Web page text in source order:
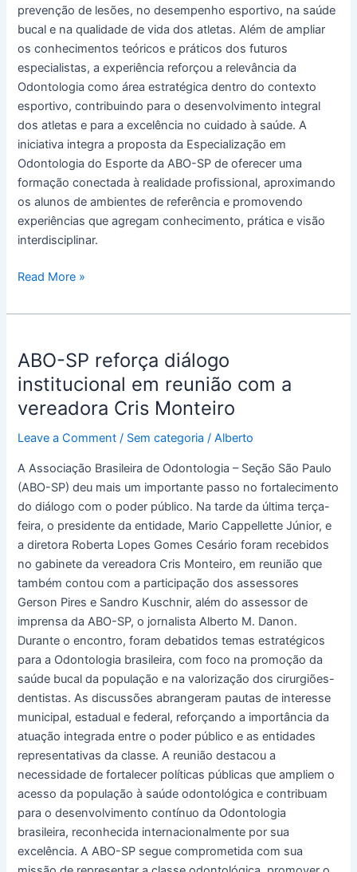
prevenção de lesões, no desempenho esportivo, na saúde
bucal e na qualidade de vida dos atletas. Além de ampliar
os conhecimentos teóricos e práticos dos futuros
especialistas, a experiência reforçou a relevância da
Odontologia como área estratégica dentro do contexto
esportivo, contribuindo para o desenvolvimento integral
dos atletas e para a excelência no cuidado à saúde. A
iniciativa integra a proposta da Especialização em
Odontologia do Esporte da ABO-SP de oferecer uma
formação conectada à realidade profissional, aproximando
os alunos de ambientes de referência e promovendo
experiências que agregam conhecimento, prática e visão
interdisciplinar.
Read More »
ABO-SP reforça diálogo
institucional em reunião com a
vereadora Cris Monteiro
Leave a Comment / Sem categoria /Alberto
A Associação Brasileira de Odontologia – Seção São Paulo
(ABO-SP) deu mais um importante passo no fortalecimento
do diálogo com o poder público. Na tarde da última terça-
feira, o presidente da entidade, Mario Cappellette Júnior, e
a diretora Roberta Lopes Gomes Cesário foram recebidos
no gabinete da vereadora Cris Monteiro, em reunião que
também contou com a participação dos assessores
Gerson Pires e Sandro Kuschnir, além do assessor de
imprensa da ABO-SP, o jornalista Alberto M. Danon.
Durante o encontro, foram debatidos temas estratégicos
para a Odontologia brasileira, com foco na promoção da
saúde bucal da população e na valorização dos cirurgiões-
dentistas. As discussões abrangeram pautas de interesse
municipal, estadual e federal, reforçando a importância da
atuação integrada entre o poder público e as entidades
representativas da classe. A reunião destacou a
necessidade de fortalecer políticas públicas que ampliem o
acesso da população à saúde odontológica e contribuam
para o desenvolvimento contínuo da Odontologia
brasileira, reconhecida internacionalmente por sua
excelência. A ABO-SP segue comprometida com sua
SP
reforça
institucional
em
com
a
vereadora
Cris
Monteiro